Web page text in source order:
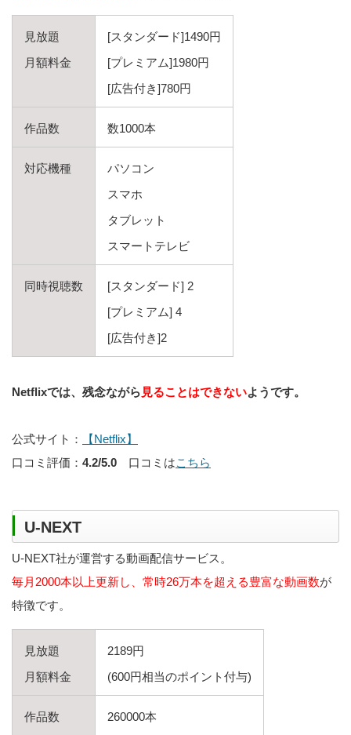
見放題
月額料金
[スタンダード]1490円
[プレミアム]1980円
[広告付き]780円
作品数 数1000本
対応機種
パソコン
スマホ
タブレット
スマートテレビ
同時視聴数
[スタンダード] 2
[プレミアム] 4
[広告付き]2
Netflixでは、残念ながら 見ることはできないようです。
公式サイト：
【Netflix】
口コミ評価： 4.2/5.0 口コミはこちら
U-NEXT
U-NEXT社が運営する動画配信サービス。
毎月2000本以上更新し、常時26万本を超える豊富な動画数が
特徴です。
見放題
月額料金
2189円
(600円相当のポイント付与)
作品数 260000本